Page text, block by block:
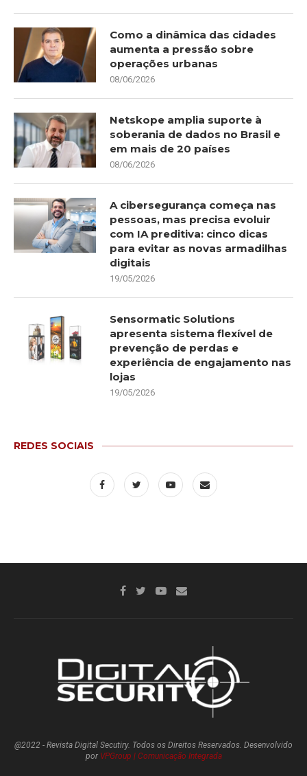
Como a dinâmica das cidades
aumenta a pressão sobre
operações urbanas
08/06/2026
Netskope amplia suporte à
soberania de dados no Brasil e
em mais de 20 países
08/06/2026
A cibersegurança começa nas
pessoas, mas precisa evoluir
com IA preditiva: cinco dicas
para evitar as novas armadilhas
digitais
19/05/2026
Sensormatic Solutions
apresenta sistema flexível de
prevenção de perdas e
experiência de engajamento nas
lojas
19/05/2026
REDES SOCIAIS
@2022 - Revista Digital Secutiry. Todos os Direitos Reservados. Desenvolvido
por VPGroup | Comunicação Integrada